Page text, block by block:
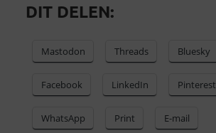
DIT DELEN:
Mastodon Threads Bluesky
Facebook LinkedIn Pinterest
WhatsApp Print E-mail